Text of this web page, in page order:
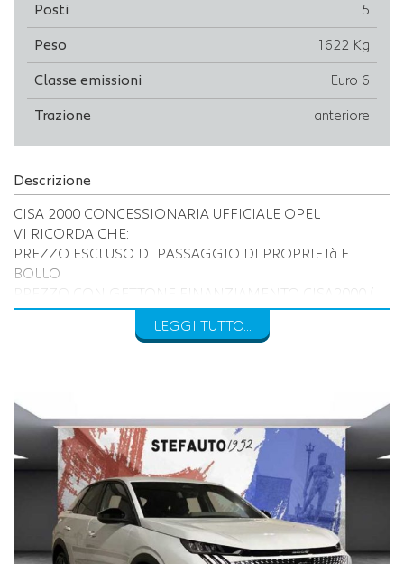
Posti 5
Peso 1622 Kg
Classe emissioni Euro 6
Trazione anteriore
Descrizione
CISA 2000 CONCESSIONARIA UFFICIALE OPEL
VI RICORDA CHE:
PREZZO ESCLUSO DI PASSAGGIO DI PROPRIETà E
BOLLO
PREZZO CON GETTONE FINANZIAMENTO CISA2000 (
3.000€ )
INOLTRE VI INVITIAMO A SPECIFICARE:
- DATI ANAGRAFICI
- UN RECAPITO TELEFONICO
- LOCALITA' DI RESIDENZA
- IN CASO DI AUTO DA PERMUTARE o ROTTAMARE
INDICARE:
(MODELLO, ANNO DI IMMATRICOLAZIONE, KM)
LEGGI TUTTO...